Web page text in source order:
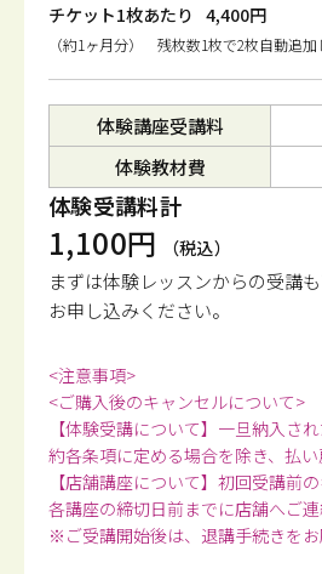
チケット1枚あたり 4,400円
（約1ヶ月分） 残枚数1枚で2枚自動追加
体験講座受講料
体験教材費
体験受講料計
1,100円 （税込）
まずは体験レッスンからの受講も
お申し込みください。
<注意事項>
<ご購入後のキャンセルについて>
【体験受講について】一旦納入さ
約各条項に定める場合を除き、払い
【店舗講座について】初回受講前
各講座の締切日前までに店舗へご連
※ご受講開始後は、退講手続きをお